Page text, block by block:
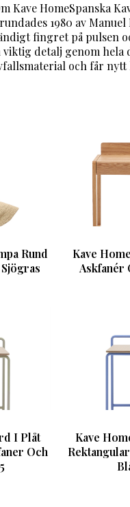
Kave HomeSpanska
1980 av
fingret på pulsen
viktig detalj genom hela
och får nytt
Rund
Kave
Askfanér
I Plåt
Och
Kave